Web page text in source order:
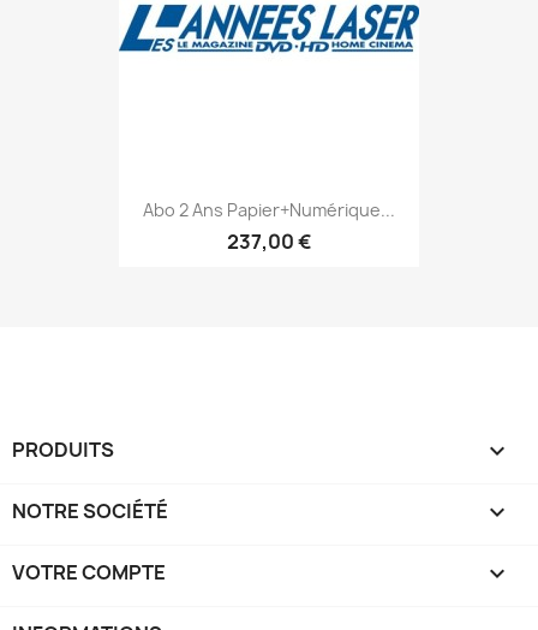
Abo 2 Ans Papier+numérique...
237,00 €
PRODUITS 
NOTRE SOCIÉTÉ 
VOTRE COMPTE 